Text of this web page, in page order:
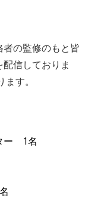
の監修のもと皆
信しておりま
す。
ー 1名